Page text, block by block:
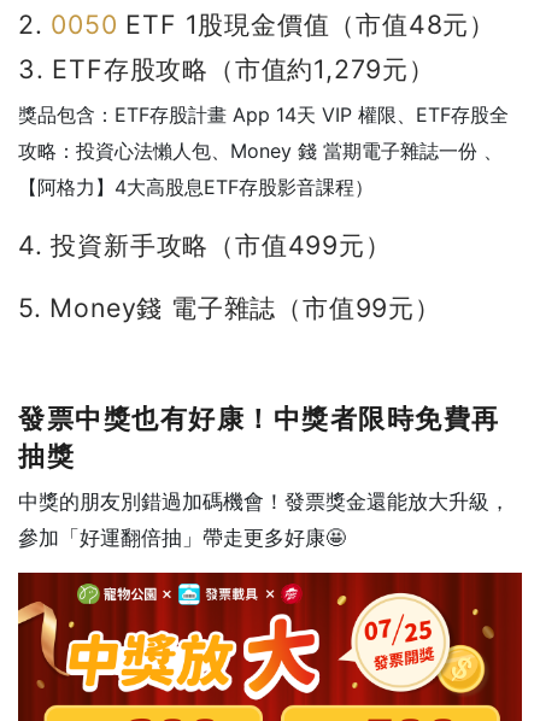
2. 0050 ETF 1股現金價值（市值48元）
3. ETF存股攻略（市值約1,279元）
獎品包含：ETF存股計畫 App 14天 VIP 權限、ETF存股全
攻略：投資心法懶人包、Money 錢 當期電子雜誌一份 、
【阿格力】4大高股息ETF存股影音課程）
4.投資新手攻略（市值499元）
5. Money錢 電子雜誌（市值99元）
發票中獎也有好康！中獎者限時免費再
抽獎
中獎的朋友別錯過加碼機會！發票獎金還能放大升級，
參加「好運翻倍抽」帶走更多好康🤩